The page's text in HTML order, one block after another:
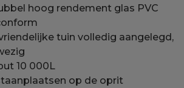
hoog rendement glas PVC
tuin volledig aangelegd,
10 000L
op de oprit